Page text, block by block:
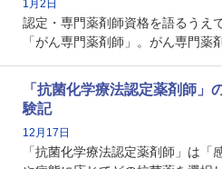
す。
1月2日
認定・専門薬剤師資格を語るうえ
「がん専門薬剤師」。がん専門薬
関する資格として、2009年に発
剤師の専門性を活かして高度化す
貢献する姿は、今も病院薬剤師に
かれる存在です。
「抗菌化学療法認定薬剤師」
験記
12月17日
「抗菌化学療法認定薬剤師」は「